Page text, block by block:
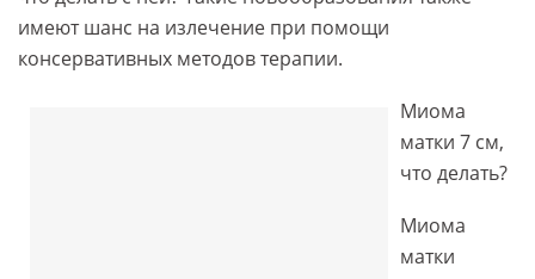
имеют шанс на излечение при помощи
консервативных методов терапии.
Миома
матки 7 см,
что делать?
Миома
матки